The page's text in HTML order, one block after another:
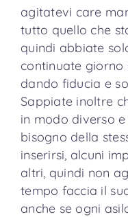
agitatevi care
tutto quello che
quindi abbiate
continuate
dando fiducia e
Sappiate inoltre
in modo diverso
bisogno della
inserirsi, alcuni
altri, quindi non
tempo faccia il
anche se ogni